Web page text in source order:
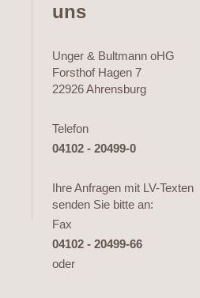
uns
Unger & Bultmann oHG
Forsthof Hagen 7
22926Ahrensburg
Telefon
04102 - 20499-0
Ihre Anfragen mit LV-Texten
senden Sie bitte an:
Fax
04102 - 20499-66
oder